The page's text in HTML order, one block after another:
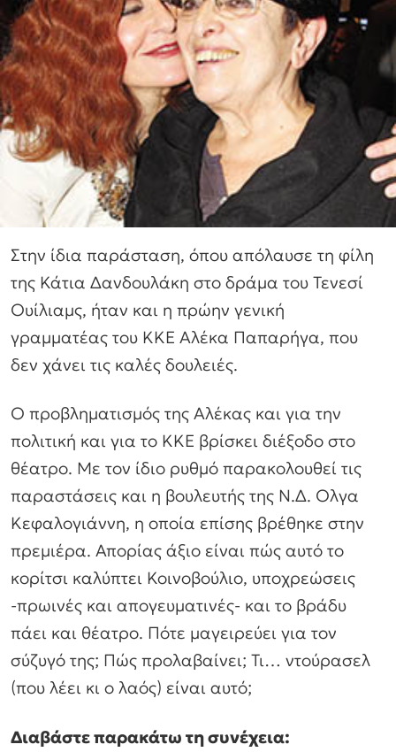
Στην ίδια παράσταση, όπου απόλαυσε τη φίλη
της Κάτια Δανδουλάκη στο δράμα του Τενεσί
Ουίλιαμς, ήταν και η πρώην γενική
γραμματέας του ΚΚΕ Αλέκα Παπαρήγα, που
δεν χάνει τις καλές δουλειές.
Ο προβληματισμός της Αλέκας και για την
πολιτική και για το ΚΚΕ βρίσκει διέξοδο στο
θέατρο. Με τον ίδιο ρυθμό παρακολουθεί τις
παραστάσεις και η βουλευτής της Ν.Δ. Ολγα
Κεφαλογιάννη, η οποία επίσης βρέθηκε στην
πρεμιέρα. Απορίας άξιο είναι πώς αυτό το
κορίτσι καλύπτει Κοινοβούλιο, υποχρεώσεις
-πρωινές και απογευματινές- και το βράδυ
πάει και θέατρο. Πότε μαγειρεύει για τον
σύζυγό της; Πώς προλαβαίνει; Τι… ντούρασελ
(που λέει κι ο λαός) είναι αυτό;
Διαβάστε παρακάτω τη συνέχεια: